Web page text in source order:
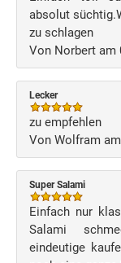
absolut
zu schlagen
Von Norbert am
Lecker
zu empfehlen
Von Wolfram
Super Salami
Einfach nur
Salami
eindeutige